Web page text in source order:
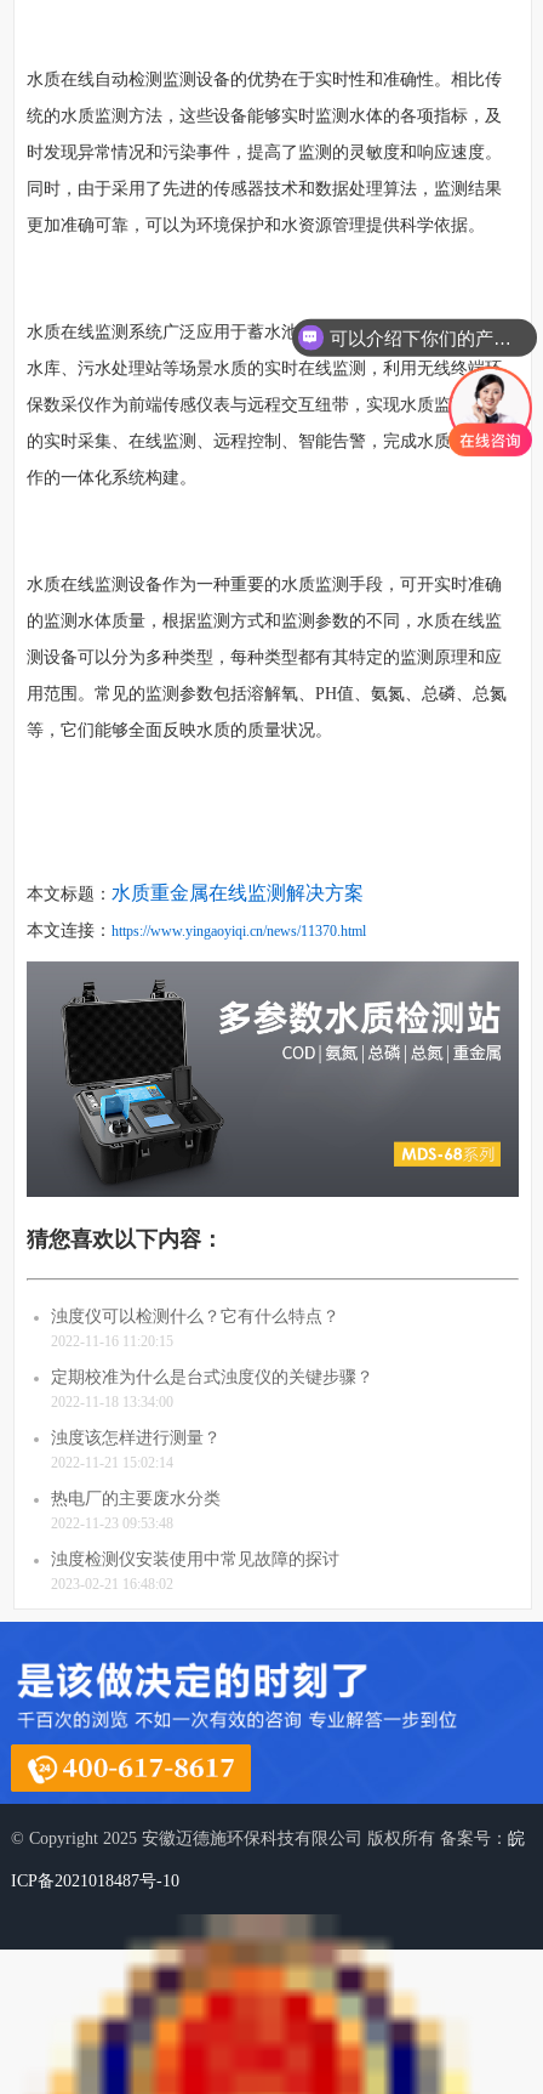
水质在线自动检测监测设备的优势在于实时性和准确性。相比传
统的水质监测方法，这些设备能够实时监测水体的各项指标，及
时发现异常情况和污染事件，提高了监测的灵敏度和响应速度。
同时，由于采用了先进的传感器技术和数据处理算法，监测结果
更加准确可靠，可以为环境保护和水资源管理提供科学依据。
水质在线监测系统广泛应用于蓄水池、饮用水、地下水、河流、
水库、污水处理站等场景水质的实时在线监测，利用无线终端环
保数采仪作为前端传感仪表与远程交互纽带，实现水质监测数据
的实时采集、在线监测、远程控制、智能告警，完成水质监测工
作的一体化系统构建。
水质在线监测设备作为一种重要的水质监测手段，可开实时准确
的监测水体质量，根据监测方式和监测参数的不同，水质在线监
测设备可以分为多种类型，每种类型都有其特定的监测原理和应
用范围。常见的监测参数包括溶解氧、PH值、氨氮、总磷、总氮
等，它们能够全面反映水质的质量状况。
本文标题： 水质重金属在线监测解决方案
本文连接：https://www.yingaoyiqi.cn/news/11370.html
猜您喜欢以下内容：
浊度仪可以检测什么？它有什么特点？
2022-11-16 11:20:15
定期校准为什么是台式浊度仪的关键步骤？
2022-11-18 13:34:00
浊度该怎样进行测量？
2022-11-21 15:02:14
热电厂的主要废水分类
2022-11-23 09:53:48
浊度检测仪安装使用中常见故障的探讨
2023-02-21 16:48:02
© Copyright 2025 安徽迈德施环保科技有限公司 版权所有 备案号： 皖
ICP备2021018487号-10
可以介绍下你们的产品么